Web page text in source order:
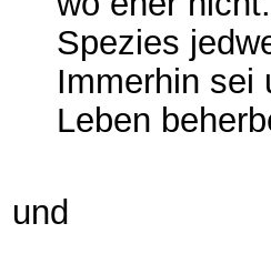
Spezies
Immerhin sei
Leben
und